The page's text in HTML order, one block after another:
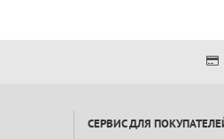
СЕРВИС ДЛЯ